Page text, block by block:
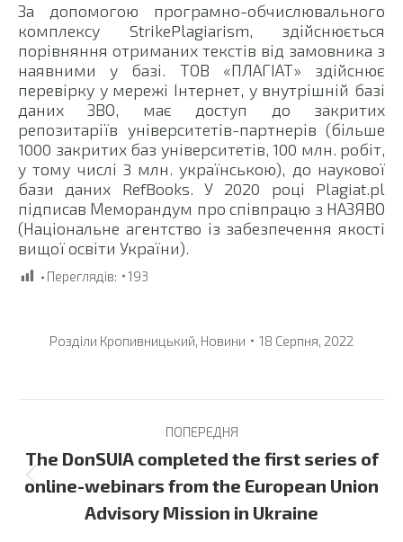
За допомогою програмно-обчислювального
комплексу StrikePlagiarism, здійснюється
порівняння отриманих текстів від замовника з
наявними у базі. ТОВ «ПЛАГІАТ» здійснює
перевірку у мережі Інтернет, у внутрішній базі
даних ЗВО, має доступ до закритих
репозитаріїв університетів-партнерів (більше
1000 закритих баз університетів, 100 млн. робіт,
у тому числі 3 млн. українською), до наукової
бази даних RefBooks. У 2020 році Plagiat.pl
підписав Меморандум про співпрацю з НАЗЯВО
(Національне агентство із забезпечення якості
вищої освіти України).
Переглядів: 193
Розділи Кропивницький, Новини 18 Серпня, 2022
navigation
ПОПЕРЕДНЯ
Previous
post:
The DonSUIA completed the first series of
online-webinars from the European Union
Advisory Mission in Ukraine